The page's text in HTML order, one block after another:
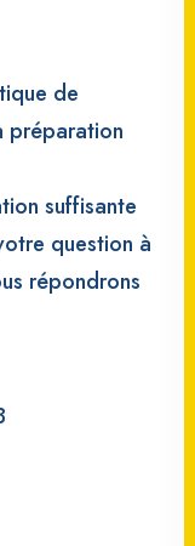
de
préparation
suffisante
question à
répondrons